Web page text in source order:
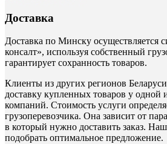
Доставка
Доставка по Минску осуществляется
консалт», используя собственный
гарантирует сохранность товаров.
Клиенты из других регионов Беларуси
доставку купленных товаров у одной
компаний. Стоимость услуги
грузоперевозчика. Она зависит от
в который нужно доставить заказ.
подобрать оптимальное предложение.